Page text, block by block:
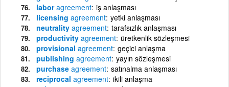
laboragreement iş anlaşması
licensing agreement yetki anlaşması
neutrality agreement tarafsızlık anlaşması
productivity agreement üretkenlik sözleşmesi
provisional agreement geçici anlaşma
publishing agreement yayın sözleşmesi
purchase agreement satınalma anlaşması
reciprocal agreement ikili anlaşma